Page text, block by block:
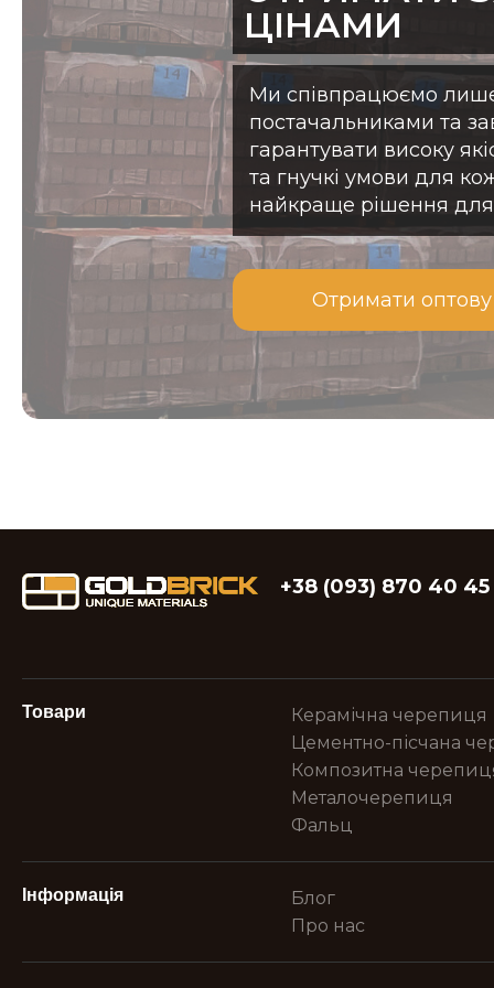
Ми пропонуємо широкий спектр газобетонних
та розмірів, а також супутні матеріали. Крім
технічну підтримку та консультації,
рішення для Вашого проекту та забезпечуючи
будівництва.
Ми впевнені, що кожен заслуговує на якісний
будівельний матеріал. Тому ми формуємо ціну
продукцію так, щоб вона була чесною та
просто вартість будівельних блоків, а
енергоефективність вашої майбутньої оселі.
ЦІНАМИ
Ми співпрацюємо
постачальниками та
гарантувати високу
та гнучкі умови для
найкраще рішення
Отримати оптову
+38 (093) 870 40 45
Товари
Керамічна черепиця
Цементно-пісчана
Композитна
Металочерепиця
Фальц
Інформація
Блог
Про нас